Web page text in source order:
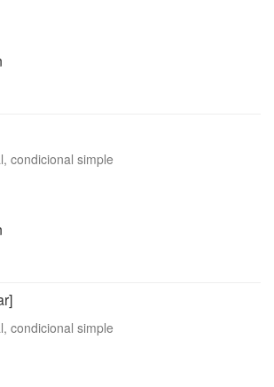
condicional simple
condicional simple